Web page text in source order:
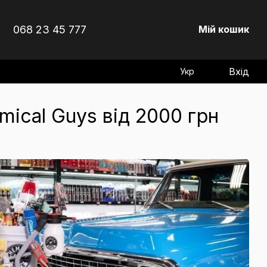
068 23 45 777 Мій кошик
Укр Вхід
Guys від 2000 грн